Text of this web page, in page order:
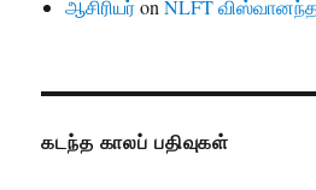
ஆசிரியர்onNLFT
கடந்த காலப் பதிவுகள்